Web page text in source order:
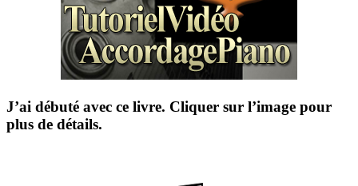
J’ai débuté avec ce livre. Cliquer sur l’image pour
plus de détails.